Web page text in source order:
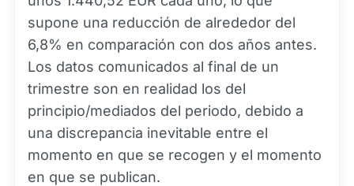
supone una reducción de alrededor del
6,8% en comparación con dos años antes.
Los datos comunicados al final de un
trimestre son en realidad los del
principio/mediados del periodo, debido a
una discrepancia inevitable entre el
momento en que se recogen y el momento
en que se publican.